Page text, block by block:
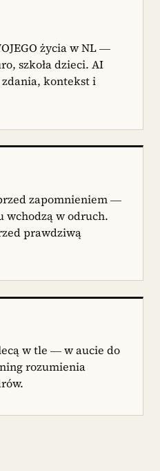
życia w NL —
szkoła dzieci. AI
kontekst i
zapomnieniem —
wchodzą w odruch.
prawdziwą
w tle — w aucie do
rozumienia